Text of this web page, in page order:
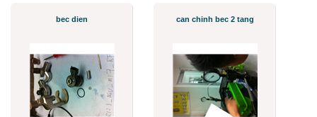
bec dien can chinh bec 2 tang